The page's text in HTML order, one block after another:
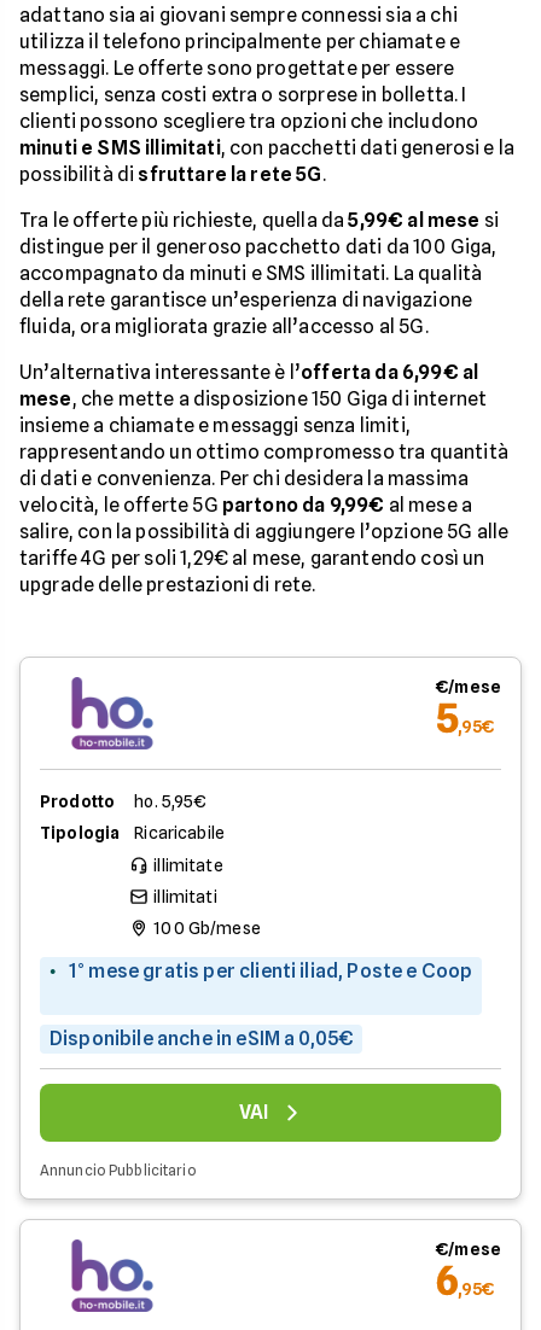
adattano sia ai giovani sempre connessi sia a chi
utilizza il telefono principalmente per chiamate e
messaggi. Le offerte sono progettate per essere
semplici, senza costi extra o sorprese in bolletta. I
clienti possono scegliere tra opzioni che includono
minuti e SMS illimitati, con pacchetti dati generosi e la
possibilità di sfruttare la rete 5G.
Tra le offerte più richieste, quella da5,99€ al mese si
distingue per il generoso pacchetto dati da 100 Giga,
accompagnato da minuti e SMS illimitati. La qualità
della rete garantisce un’esperienza di navigazione
fluida, ora migliorata grazie all’accesso al 5G.
Un’alternativa interessante è l’offerta da 6,99€ al
mese, che mette a disposizione 150 Giga di internet
insieme a chiamate e messaggi senza limiti,
rappresentando un ottimo compromesso tra quantità
di dati e convenienza. Per chi desidera la massima
velocità, le offerte 5G partono da 9,99€ al mese a
salire, con la possibilità di aggiungere l’opzione 5G alle
tariffe 4G per soli 1,29€ al mese, garantendo così un
upgrade delle prestazioni di rete.
€/mese
5,95€
Prodotto
ho. 5,95€
Tipologia
Ricaricabile
illimitate
illimitati
100 Gb/mese
1° mese gratis per clienti iliad, Poste e Coop
Disponibile anche in eSIM a 0,05€
VAI
Annuncio Pubblicitario
€/mese
6,95€